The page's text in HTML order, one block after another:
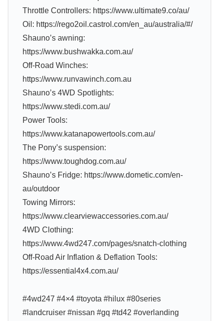
Throttle Controllers: https://www.ultimate9.co/au/
Oil: https://rego2oil.castrol.com/en_au/australia/#/
Shauno’s awning:
https://www.bushwakka.com.au/
Off-Road Winches:
https://www.runvawinch.com.au
Shauno’s 4WD Spotlights:
https://www.stedi.com.au/
Power Tools:
https://www.katanapowertools.com.au/
The Pony’s suspension:
https://www.toughdog.com.au/
Shauno’s Fridge: https://www.dometic.com/en-
au/outdoor
Towing Mirrors:
https://www.clearviewaccessories.com.au/
4WD Clothing:
https://www.4wd247.com/pages/snatch-clothing
Off-Road Air Inflation & Deflation Tools:
https://essential4x4.com.au/
#4wd247 #4×4 #toyota #hilux #80series
#landcruiser #nissan #gq #td42 #overlanding